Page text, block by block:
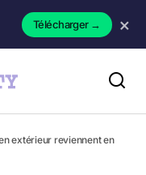
Télécharger→ ×
extérieur reviennent en